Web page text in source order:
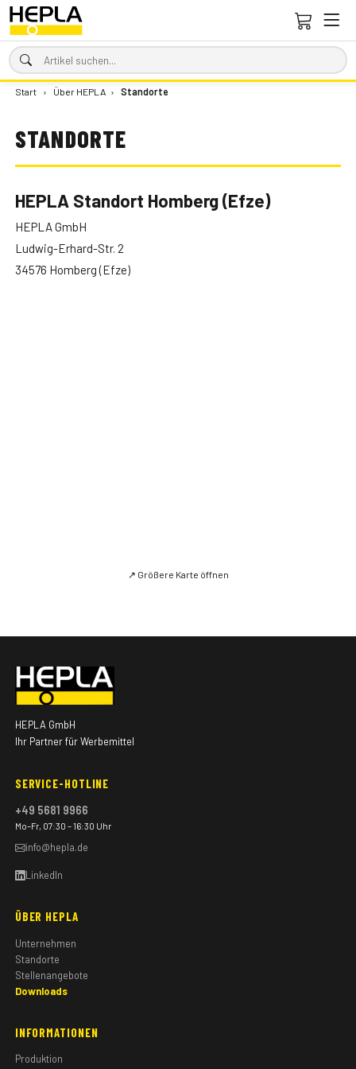
Start › Über HEPLA › Standorte
STANDORTE
HEPLA Standort Homberg (Efze)
HEPLA GmbH
Ludwig-Erhard-Str. 2
34576 Homberg (Efze)
↗ Größere Karte öffnen
HEPLA GmbH
Ihr Partner für Werbemittel
SERVICE-HOTLINE
+49 5681 9966
Mo–Fr, 07:30 – 16:30 Uhr
info@hepla.de
LinkedIn
ÜBER HEPLA
Unternehmen
Standorte
Stellenangebote
Downloads
INFORMATIONEN
Produktion